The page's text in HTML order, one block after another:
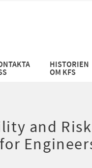
HISTORIEN
OM KFS
and